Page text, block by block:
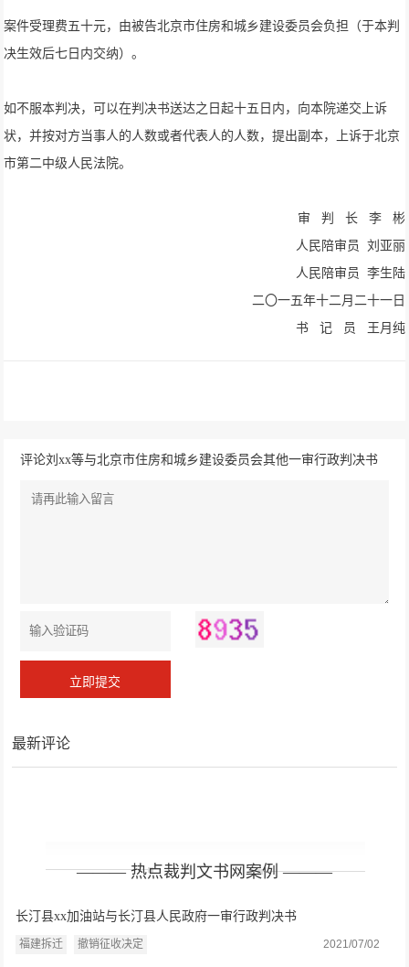
案件受理费五十元，由被告北京市住房和城乡建设委员会负担（于本判
决生效后七日内交纳）。
如不服本判决，可以在判决书送达之日起十五日内，向本院递交上诉
状，并按对方当事人的人数或者代表人的人数，提出副本，上诉于北京
市第二中级人民法院。
审 判 长 李 彬
人民陪审员 刘亚丽
人民陪审员 李生陆
二〇一五年十二月二十一日
书 记 员 王月纯
评论刘xx等与北京市住房和城乡建设委员会其他一审行政判决书
（三）
最新评论
——— 热点裁判文书网案例 ———
长汀县xx加油站与长汀县人民政府一审行政判决书
福建拆迁 撤销征收决定 2021/07/02